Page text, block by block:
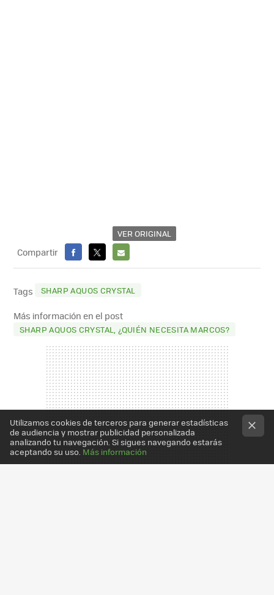
VER ORIGINAL
Compartir
FACEBOOK
X
E-
MAIL
Tags SHARP AQUOS CRYSTAL
Más información en el post
SHARP AQUOS CRYSTAL, ¿QUIÉN NECESITA MARCOS?
Utilizamos cookies de terceros para generar estadísticas
de audiencia y mostrar publicidad personalizada
analizando tu navegación. Si sigues navegando estarás
aceptando su uso. Más información